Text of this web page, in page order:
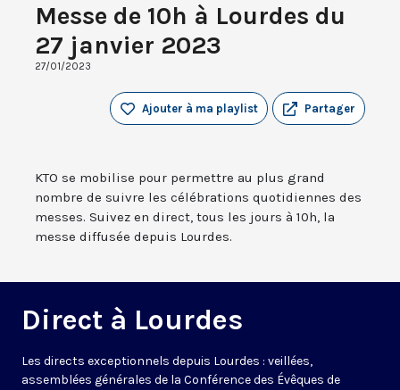
Messe de 10h à Lourdes du
27 janvier 2023
27/01/2023
Partager
Ajouter à ma playlist
KTO se mobilise pour permettre au plus grand
nombre de suivre les célébrations quotidiennes des
messes. Suivez en direct, tous les jours à 10h, la
messe diffusée depuis Lourdes.
Direct à Lourdes
Les directs exceptionnels depuis Lourdes : veillées,
assemblées générales de la Conférence des Évêques de